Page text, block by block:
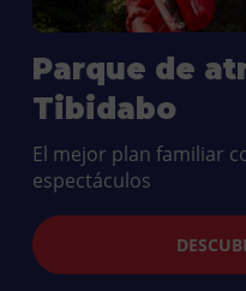
Parque de
Tibidabo
El mejor plan familiar
espectáculos